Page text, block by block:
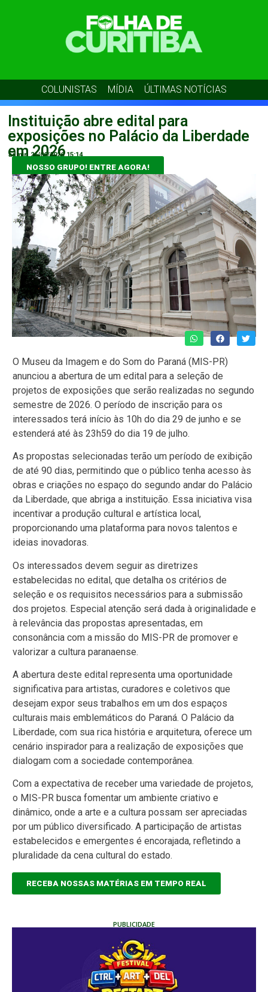
COLUNISTAS MÍDIA ÚLTIMAS NOTÍCIAS
Instituição abre edital para
exposições no Palácio da Liberdade
em 2026
admin 26/06/2026 15:14
NOSSO GRUPO! ENTRE AGORA!
O Museu da Imagem e do Som do Paraná (MIS-PR)
anunciou a abertura de um edital para a seleção de
projetos de exposições que serão realizadas no segundo
semestre de 2026. O período de inscrição para os
interessados terá início às 10h do dia 29 de junho e se
estenderá até às 23h59 do dia 19 de julho.
As propostas selecionadas terão um período de exibição
de até 90 dias, permitindo que o público tenha acesso às
obras e criações no espaço do segundo andar do Palácio
da Liberdade, que abriga a instituição. Essa iniciativa visa
incentivar a produção cultural e artística local,
proporcionando uma plataforma para novos talentos e
ideias inovadoras.
Os interessados devem seguir as diretrizes
estabelecidas no edital, que detalha os critérios de
seleção e os requisitos necessários para a submissão
dos projetos. Especial atenção será dada à originalidade e
à relevância das propostas apresentadas, em
consonância com a missão do MIS-PR de promover e
valorizar a cultura paranaense.
A abertura deste edital representa uma oportunidade
significativa para artistas, curadores e coletivos que
desejam expor seus trabalhos em um dos espaços
culturais mais emblemáticos do Paraná. O Palácio da
Liberdade, com sua rica história e arquitetura, oferece um
cenário inspirador para a realização de exposições que
dialogam com a sociedade contemporânea.
Com a expectativa de receber uma variedade de projetos,
o MIS-PR busca fomentar um ambiente criativo e
dinâmico, onde a arte e a cultura possam ser apreciadas
por um público diversificado. A participação de artistas
estabelecidos e emergentes é encorajada, refletindo a
pluralidade da cena cultural do estado.
RECEBA NOSSAS MATÉRIAS EM TEMPO REAL
PUBLICIDADE